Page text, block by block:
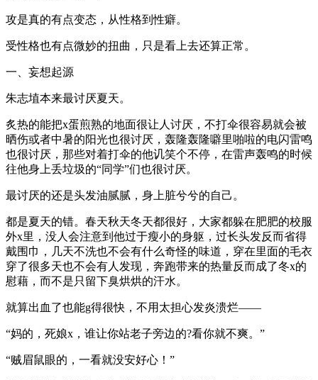
攻是真的有点变态，从性格到性癖。
受性格也有点微妙的扭曲，只是看上去还算正常。
一、妄想起源
朱志埴本来最讨厌夏天。
炙热的能把x蛋煎熟的地面很让人讨厌，不打伞很容易就会被
晒伤或者中暑的阳光也很讨厌，轰隆轰隆噼里啪啦的电闪雷鸣
也很讨厌，那些对着打伞的他讥笑个不停，在雷声轰鸣的时候
往他身上丢垃圾的“同学”们也很讨厌。
最讨厌的还是头发油腻腻，身上脏兮兮的自己。
都是夏天的错。春天秋天冬天都很好，大家都躲在肥肥的校服
外x里，没人会注意到他过于瘦小的身躯，过长头发反而省得
戴围巾，几天不洗也不会有什么奇怪的味道，穿在里面的毛衣
穿了很多天也不会有人发现，奔跑带来的热量反而成了冬x的
慰藉，而不是只留下臭烘烘的汗水。
就算出血了也能g得很快，不用太担心发炎溃烂——
“妈的，死娘x，谁让你站老子旁边的?看你就不爽。”
“贼眉鼠眼的，一看就没安好心！”